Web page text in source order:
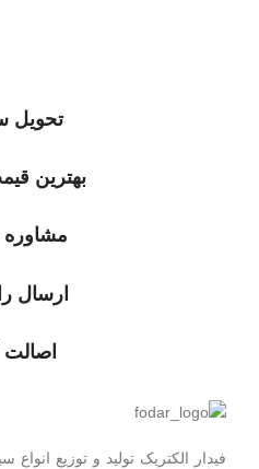
تحویل
بهترین
مشاوره
ارسال
اصالت
فیدار الکتریک توليد و توزیع